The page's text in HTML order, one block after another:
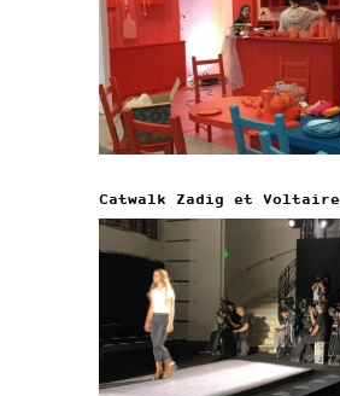
Catwalk Zadig et Voltaire